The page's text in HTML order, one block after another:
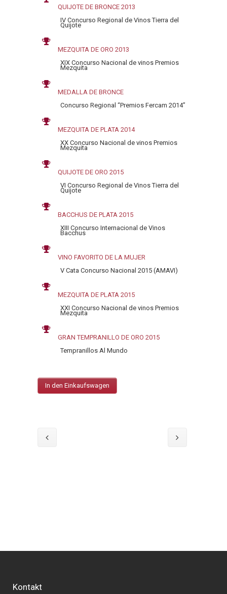
QUIJOTE DE BRONCE 2013
IV Concurso Regional de Vinos Tierra del
Quijote
MEZQUITA DE ORO 2013
XIX Concurso Nacional de vinos Premios
Mezquita
MEDALLA DE BRONCE
Concurso Regional “Premios Fercam 2014”
MEZQUITA DE PLATA 2014
XX Concurso Nacional de vinos Premios
Mezquita
QUIJOTE DE ORO 2015
VI Concurso Regional de Vinos Tierra del
Quijote
BACCHUS DE PLATA 2015
XIII Concurso Internacional de Vinos
Bacchus
VINO FAVORITO DE LA MUJER
V Cata Concurso Nacional 2015 (AMAVI)
MEZQUITA DE PLATA 2015
XXI Concurso Nacional de vinos Premios
Mezquita
GRAN TEMPRANILLO DE ORO 2015
Tempranillos Al Mundo
In den Einkaufswagen
Kontakt